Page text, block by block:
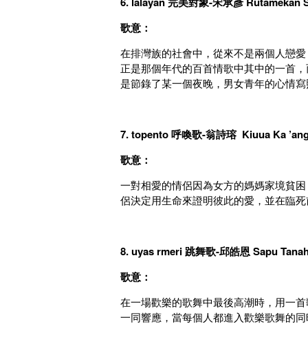
歌意：
在排灣族的社會中，從來不是兩個人戀
正是那個年代的百首情歌中其中的一首
是節錄了某一個夜晚，男女青年的心情
7. topento呼喚歌-翁詩瑢 Kiuua Ka
歌意：
一對相愛的情侶因為女方的媽媽家境貧
侶決定用生命來證明彼此的愛，並在臨
8. uyas rmeri 跳舞歌-邱皓恩 Sapu
歌意：
在一場歡樂的歌舞中最後高潮時，用一
一同響應，當每個人都進入歡樂歌舞的